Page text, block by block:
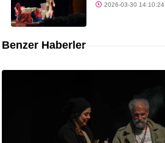
2026-03-30 14:10:24
Benzer Haberler